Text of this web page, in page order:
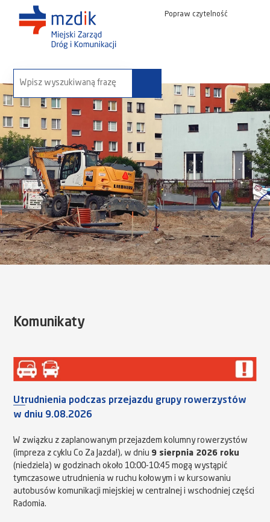
Popraw czytelność
wyszukaj na stronie:
Komunikaty
Utrudnienia podczas przejazdu grupy rowerzystów
w dniu 9.08.2026
W związku z zaplanowanym przejazdem kolumny rowerzystów
(impreza z cyklu Co Za Jazda!), w dniu 9 sierpnia 2026 roku
(niedziela) w godzinach około 10:00-10:45 mogą wystąpić
tymczasowe utrudnienia w ruchu kołowym i w kursowaniu
autobusów komunikacji miejskiej w centralnej i wschodniej części
Radomia.